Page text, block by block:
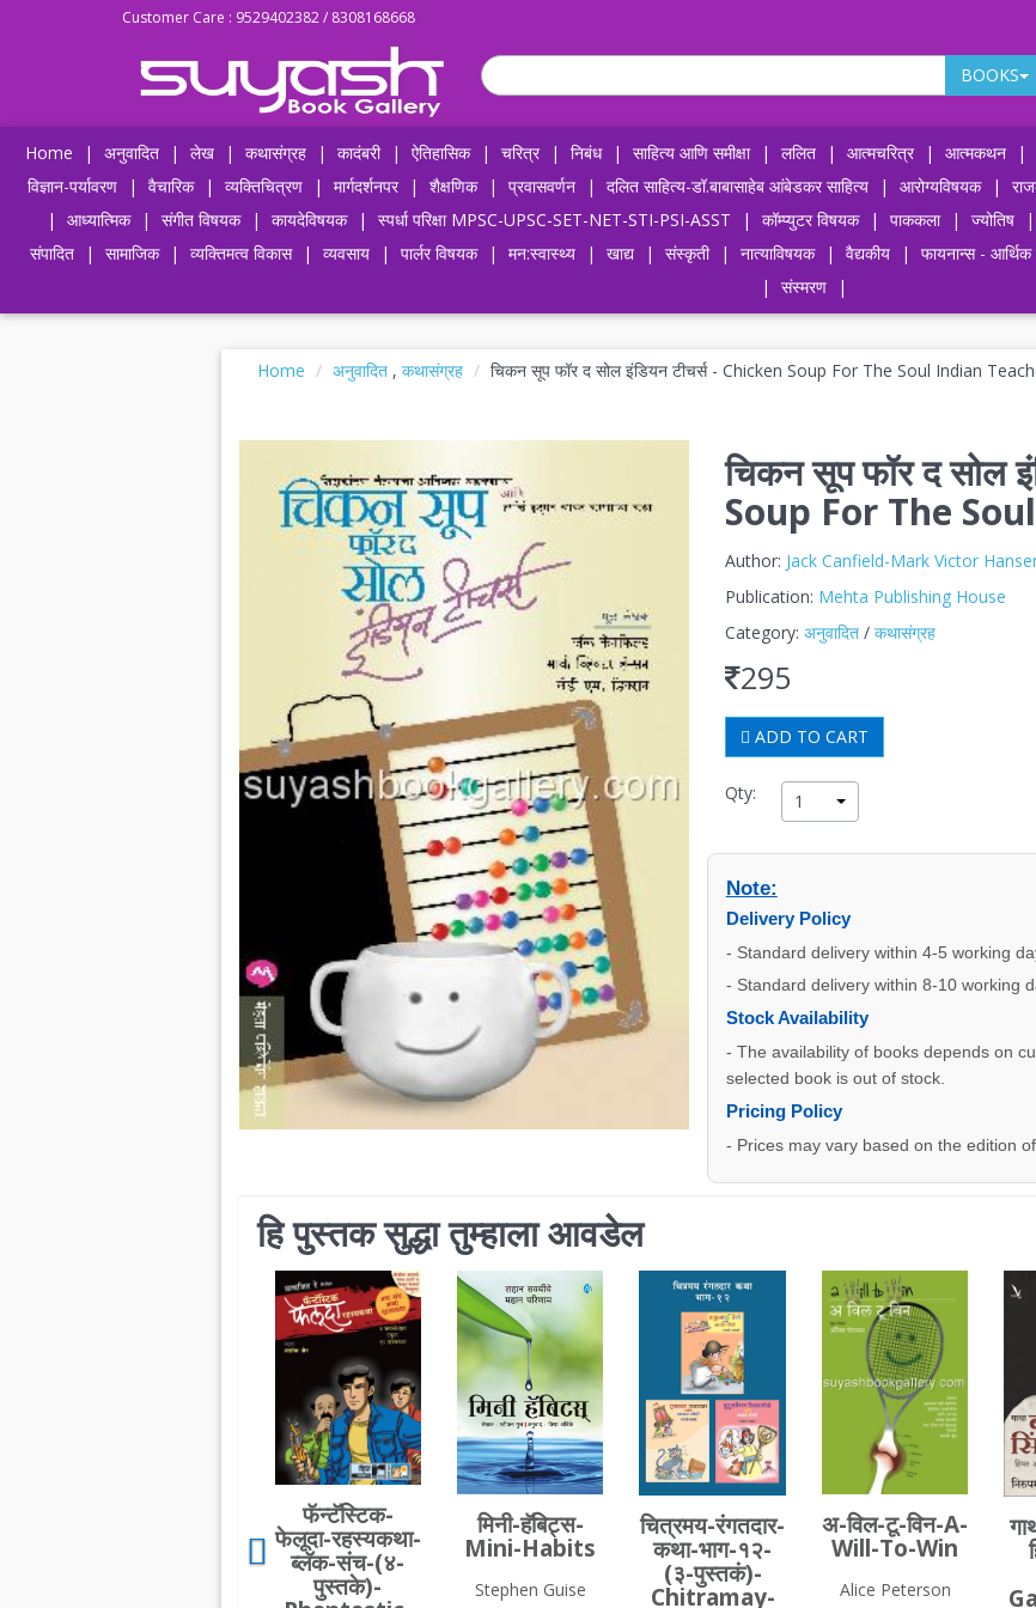
Customer Care : 9529402382 / 8308168668
BOOKS
Home | अनुवादित | लेख | कथासंग्रह | कादंबरी | ऐतिहासिक | चरित्र | निबंध | साहित्य आणि समीक्षा | ललित | आत्मचरित्र | आत्मकथन |
विज्ञान-पर्यावरण
| वैचारिक | व्यक्तिचित्रण | मार्गदर्शनपर | शैक्षणिक | प्रवासवर्णन | दलित साहित्य-डॉ.बाबासाहेब आंबेडकर साहित्य | आरोग्यविषयक |
|
आध्यात्मिक | संगीत विषयक | कायदेविषयक | स्पर्धा परिक्षा MPSC-UPSC-SET-NET-STI-PSI-ASST | कॉम्प्युटर विषयक | पाककला | ज्योतिष |
संपादित
| सामाजिक | व्यक्तिमत्व विकास | व्यवसाय | पार्लर विषयक | मन:स्वास्थ्य | खाद्य | संस्कृती | नात्याविषयक | वैद्यकीय | फायनान्स - आर्थिक
|
संस्मरण |
Home अनुवादित, कथासंग्रह चिकन सूप फॉर द सोल इंडियन टीचर्स - Chicken Soup For The Soul Indian
चिकन सूप फॉर द सोल
Soup For The
Author: Jack Canfield-Mark Victor
Publication: Mehta Publishing House
Category: अनुवादित/कथासंग्रह
295
ADD TO CART
Qty: 1
Note:
Delivery Policy
- Standard delivery within 4-5 working
- Standard delivery within 8-10 working
Stock Availability
- The availability of books depends on
selected book is out of stock.
Pricing Policy
- Prices may vary based on the edition
हि पुस्तक सुद्धा तुम्हाला आवडेल
फॅन्टॅस्टिक-
फेलूदा-रहस्यकथा-
ब्लॅक-संच-(४-
पुस्तके)-
मिनी-हॅबिट्स-
Mini-Habits
Stephen Guise
चित्रमय-रंगतदार-
कथा-भाग-१२-
(३-पुस्तकं)-
Chitramay-
अ-विल-टू-विन-A-
Will-To-Win
Alice Peterson